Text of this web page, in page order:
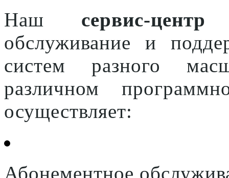
Наш сервис-
обслуживание и
систем разного
различном
осуществляет:
Абонементное